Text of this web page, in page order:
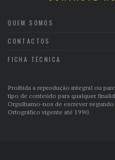
QUEM SOMOS
CONTACTOS
FICHA TÉCNICA
Proibida a reprodução integral ou
tipo de conteúdo para qualquer
Orgulhamo-nos de escrever
Ortográfico vigente até 1990.